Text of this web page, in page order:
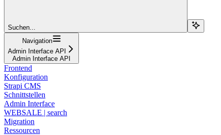
Suchen...
Navigation
Admin Interface API
Admin Interface API
Frontend
Konfiguration
Strapi CMS
Schnittstellen
Admin Interface
WEBSALE | search
Migration
Ressourcen